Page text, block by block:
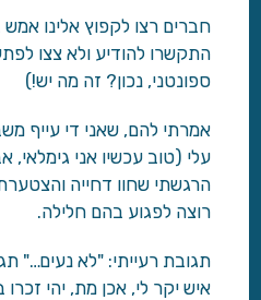
חברים רצו לקפוץ אלינו
התקשרו להודיע ולא צצו
ספונטני, נכון? זה מה יש!)
אמרתי להם, שאני די עייף
עלי (טוב עכשיו אני גימלאי,
הרגשתי שחוו דחייה
רוצה לפגוע בהם חלילה.
תגובת רעייתי: "לא נעים…"
איש יקר לי, אכן מת, יהי